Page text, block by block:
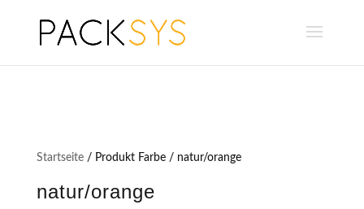
Startseite/ Produkt Farbe / natur/orange
natur/orange